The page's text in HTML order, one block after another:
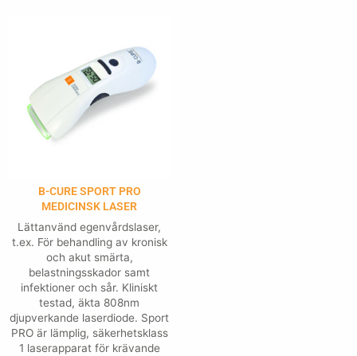
B-CURE SPORT PRO
MEDICINSK LASER
Lättanvänd egenvårdslaser,
t.ex. För behandling av kronisk
och akut smärta,
belastningsskador samt
infektioner och sår. Kliniskt
testad, äkta 808nm
djupverkande laserdiode. Sport
PRO är lämplig, säkerhetsklass
1 laserapparat för krävande